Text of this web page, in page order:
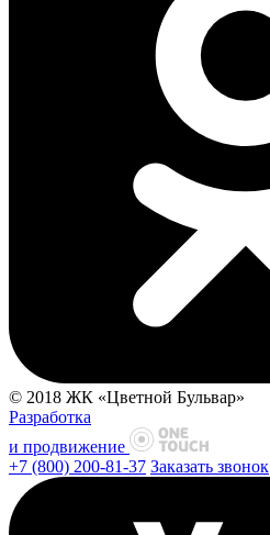
© 2018 ЖК «Цветной Бульвар»
Разработка
и продвижение
+7 (800) 200-81-37 Заказать звонок